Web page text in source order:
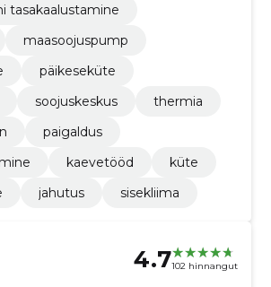
tasakaalustamine
maasoojuspump
päikeseküte
soojuskeskus
thermia
paigaldus
kaevetööd
küte
jahutus sisekliima
4.7102 hinnangut